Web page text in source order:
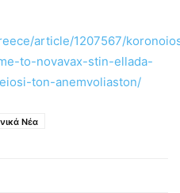
article/1207567/
to-novavax-stin-ellada-
ton-anemvoliaston/
Νέα